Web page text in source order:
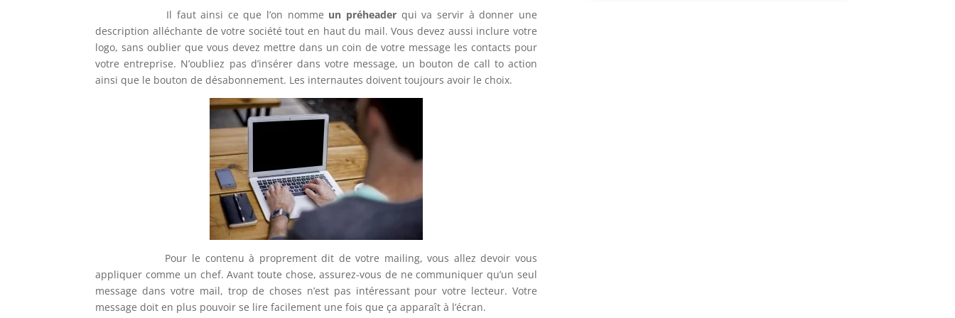
Il faut ainsi ce que l’on nomme un préheader qui va servir à donner une
description alléchante de votre société tout en haut du mail. Vous devez aussi inclure votre
logo, sans oublier que vous devez mettre dans un coin de votre message les contacts pour
votre entreprise. N’oubliez pas d’insérer dans votre message, un bouton de call to action
ainsi que le bouton de désabonnement. Les internautes doivent toujours avoir le choix.
Pour le contenu à proprement dit de votre mailing, vous allez devoir vous
appliquer comme un chef. Avant toute chose, assurez-vous de ne communiquer qu’un seul
message dans votre mail, trop de choses n’est pas intéressant pour votre lecteur. Votre
message doit en plus pouvoir se lire facilement une fois que ça apparaît à l’écran.